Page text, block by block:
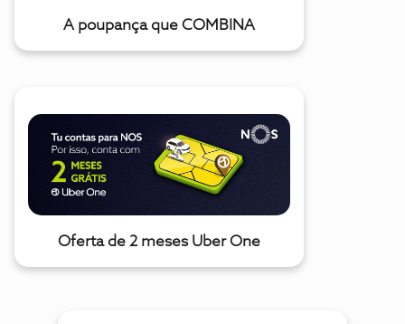
A poupança que COMBINA
Oferta de 2 meses Uber One